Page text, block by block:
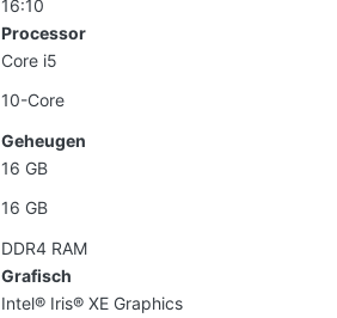
16:10
Processor
Core i5
10-Core
Geheugen
16 GB
16 GB
DDR4 RAM
Grafisch
Intel® Iris® XE Graphics